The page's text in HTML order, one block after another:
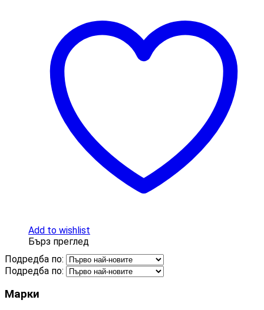
Add to wishlist
Бърз преглед
Подредба по:
Подредба по:
Марки